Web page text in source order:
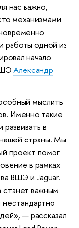
нас важно,
механизмами
работы одной из
начало
Александр
мыслить
Именно такие
в
нашей страны. Мы
проект помог
в рамках
ВШЭ и Jaguar.
важным
нестандартно
— рассказал